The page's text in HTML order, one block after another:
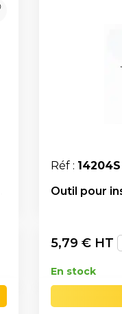
Réf : 14204S
Outil pour
5,79 € HT
En stock